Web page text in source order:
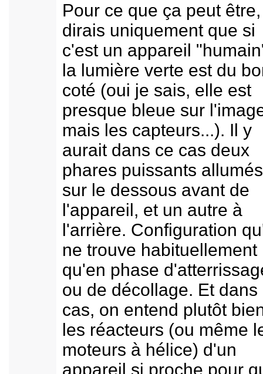
Pour ce que ça peut
dirais uniquement que si
c'est un appareil
la lumière verte est du
coté (oui je sais, elle est
presque bleue sur
mais les capteurs...). Il y
aurait dans ce cas deux
phares puissants allumés
sur le dessous avant de
l'appareil, et un autre à
l'arrière. Configuration
ne trouve habituellement
qu'en phase
ou de décollage. Et dans
cas, on entend plutôt
les réacteurs (ou même
moteurs à hélice) d'un
appareil si proche pour